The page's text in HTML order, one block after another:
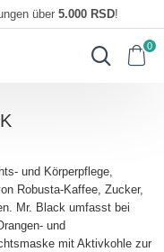
über 5.000 RSD!
0
und Körperpflege,
Robusta-Kaffee, Zucker,
Mr. Black umfasst bei
und
mit Aktivkohle zur